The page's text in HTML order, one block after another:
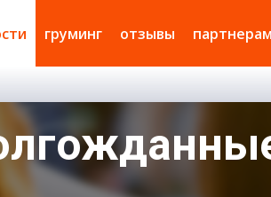
груминг отзывы партнерам